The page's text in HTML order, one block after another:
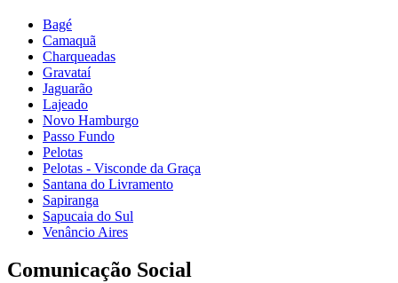
Bagé
Camaquã
Charqueadas
Gravataí
Jaguarão
Lajeado
Novo Hamburgo
Passo Fundo
Pelotas
Pelotas - Visconde da Graça
Santana do Livramento
Sapiranga
Sapucaia do Sul
Venâncio Aires
Comunicação Social